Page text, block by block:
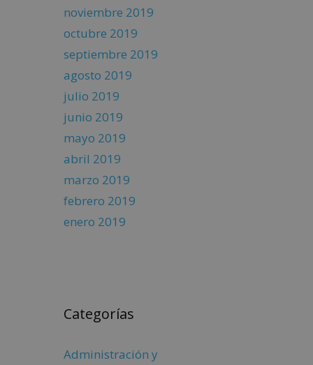
noviembre 2019
octubre 2019
septiembre 2019
agosto 2019
julio 2019
junio 2019
mayo 2019
abril 2019
marzo 2019
febrero 2019
enero 2019
Categorías
Administración y